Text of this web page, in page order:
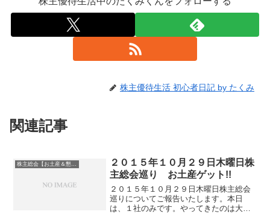
株主優待生活 初心者日記 by たくみ
関連記事
株主総会【お土産＆懇談会】巡り
２０１５年１０月２９日木曜日株
主総会巡り お土産ゲット!!
２０１５年１０月２９日木曜日株主総会
巡りについてご報告いたします。本日
は、１社のみです。やってきたのは大阪